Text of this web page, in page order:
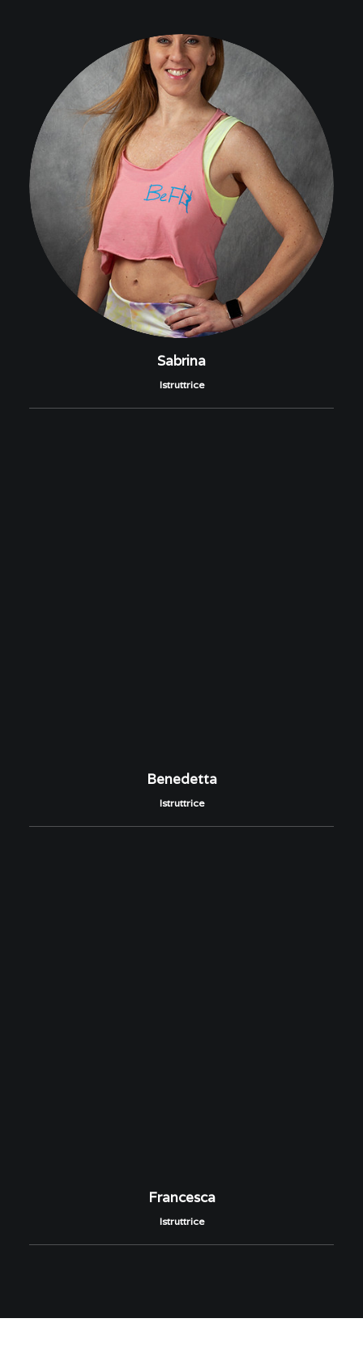
Sabrina
Istruttrice
Benedetta
Istruttrice
Francesca
Istruttrice